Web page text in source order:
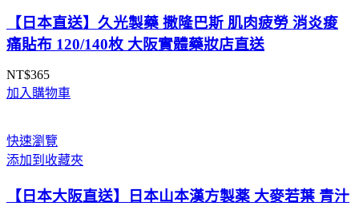
【日本直送】久光製藥 撒隆巴斯 肌肉疲勞 消炎痠
痛貼布 120/140枚 大阪實體藥妝店直送
NT$365
加入購物車
快速瀏覽
添加到收藏夾
【日本大阪直送】日本山本漢方製薬 大麥若葉 青汁